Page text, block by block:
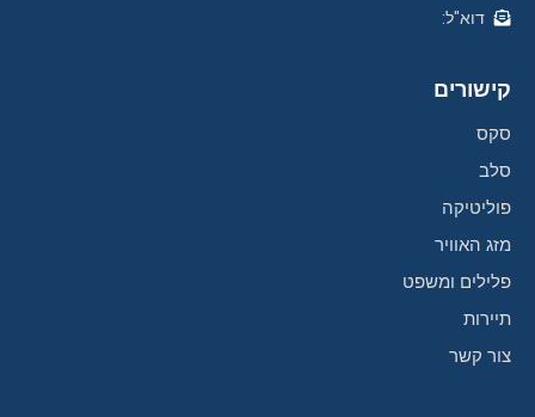
דוא"ל:
קישורים
סקס
סלב
פוליטיקה
מזג האוויר
פלילים ומשפט
תיירות
צור קשר